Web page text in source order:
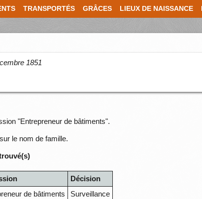
TRANSPORTÉS GRÂCES LIEUX DE NAISSANCE
1851
"Entrepreneur de bâtiments".
le nom de famille.
Décision
de bâtiments
Surveillance